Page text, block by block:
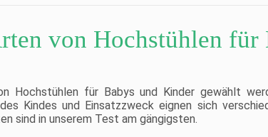
DIE SITZHÖHE DES
HOCHSTUHLS liegt bei
Grundmaße: 80 cm x 44,5
cm x 54 cm, Oberkante
Bügel 71 cm.
von Hochstühlen für
Hochstühlen für Babys und Kinder gewählt
Kindes und Einsatzzweck eignen sich
sind in unserem Test am gängigsten.